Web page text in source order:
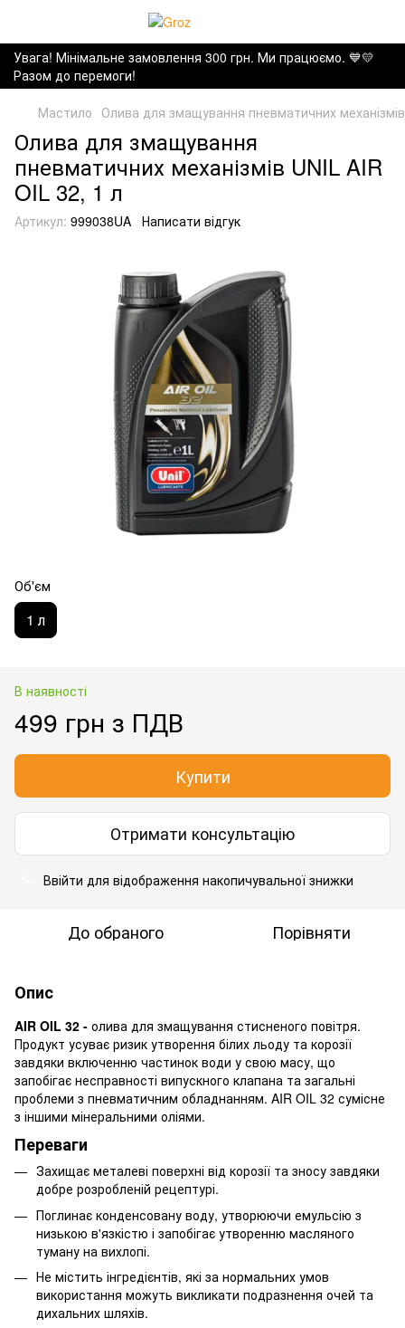
Увага! Мінімальне замовлення 300 грн. Ми працюємо. ​💙💛
Разом до перемоги!
Мастило Олива для змащування пневматичних
Олива для змащування
пневматичних механізмів UNIL AIR
OIL 32, 1 л
Артикул: 999038UA Написати відгук
Об'єм
1 л
В наявності
499 грн з ПДВ
Купити
Отримати консультацію
Ввійти для відображення накопичувальної знижки
До обраного Порівняти
Опис
AIR OIL 32 - олива для змащування стисненого повітря.
Продукт усуває ризик утворення білих льоду та корозії
завдяки включенню частинок води у свою масу, що
запобігає несправності випускного клапана та загальні
проблеми з пневматичним обладнанням. AIR OIL 32 сумісне
з іншими мінеральними оліями.
Переваги
Захищає металеві поверхні від корозії та зносу завдяки
добре розробленій рецептурі.
Поглинає конденсовану воду, утворюючи емульсію з
низькою в'язкістю і запобігає утворенню масляного
туману на вихлопі.
Не містить інгредієнтів, які за нормальних умов
використання можуть викликати подразнення очей та
дихальних шляхів.